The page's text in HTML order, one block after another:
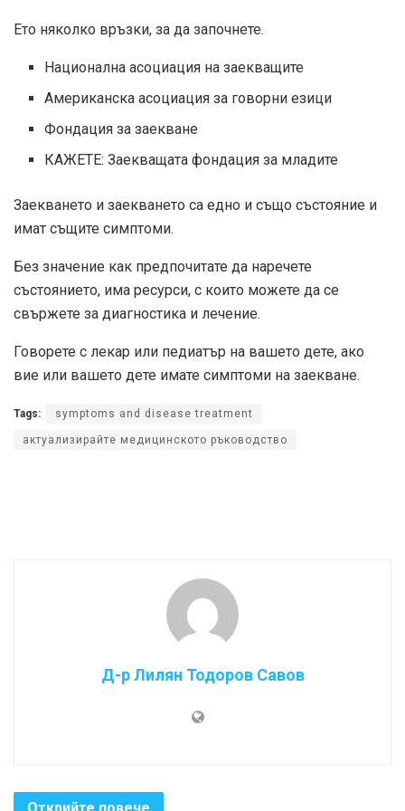
Ето няколко връзки, за да започнете.
Национална асоциация на заекващите
Американска асоциация за говорни езици
Фондация за заекване
КАЖЕТЕ: Заекващата фондация за младите
Заекването и заекването са едно и също състояние и
имат същите симптоми.
Без значение как предпочитате да наречете
състоянието, има ресурси, с които можете да се
свържете за диагностика и лечение.
Говорете с лекар или педиатър на вашето дете, ако
вие или вашето дете имате симптоми на заекване.
Tags: symptoms and disease treatment
актуализирайте медицинското ръководство
Д-р Лилян Тодоров Савов